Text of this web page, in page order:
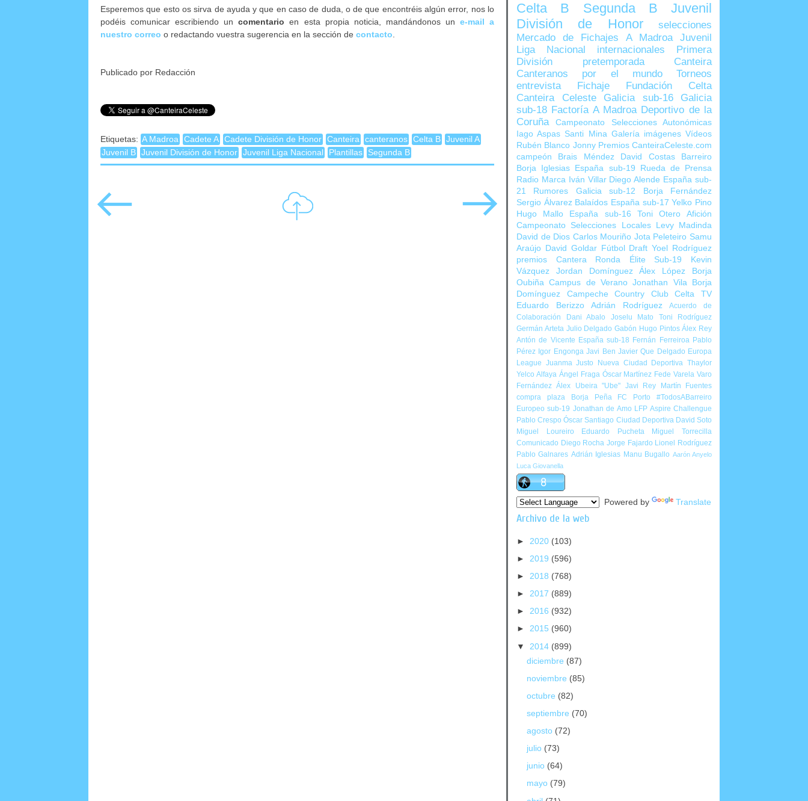
Esperemos que esto os sirva de ayuda y que en caso de duda, o de que encontréis algún error, nos lo
podéis comunicar escribiendo uncomentarioen esta propia noticia, mandándonos un e-mail a
nuestro correo o redactando vuestra sugerencia en la sección de contacto
Publicado por Redacción
Etiquetas: A Madroa Cadete A Cadete División de Honor Canteira canteranos Celta B Juvenil A
Juvenil B Juvenil División de Honor Juvenil Liga Nacional Plantillas Segunda B
Celta B Segunda B
Juvenil
División de Honor
selecciones
Mercado de Fichajes
A Madroa
Juvenil
Liga Nacional
internacionales
Primera
División
pretemporada
Canteira
Canteranos por el mundo
Torneos
entrevista
Fichaje
Fundación Celta
Canteira Celeste
Galicia sub-16
Galicia
sub-18 Factoría A Madroa Deportivo de la
Coruña
Campeonato Selecciones Autonómicas
Iago Aspas Santi Mina Galería imágenes Vídeos
Rubén Blanco Jonny Premios CanteiraCeleste.com
campeón
Brais Méndez David Costas
Barreiro
Borja Iglesias
España sub-19
Rueda de Prensa
Radio Marca
Iván Villar Diego Alende España sub-
21
Rumores Galicia sub-12
Borja Fernández
Sergio Álvarez Balaídos España sub-17 Yelko Pino
Hugo Mallo
España sub-16 Toni Otero
Afición
Campeonato Selecciones Locales
Levy Madinda
David de Dios Carlos Mouriño Jota Peleteiro Samu
Araújo David Goldar Fútbol Draft Yoel Rodríguez
premios Cantera
Ronda Élite Sub-19
Kevin
Vázquez
Jordan Domínguez Álex López
Borja
Oubiña Campus de Verano Jonathan Vila
Borja
Domínguez
Campeche Country Club
Celta TV
Eduardo Berizzo
Adrián Rodríguez
Acuerdo de
Colaboración
Dani Abalo Joselu Mato
Toni Rodríguez
Germán Arteta Julio Delgado Gabón Hugo Pintos Álex Rey
Antón de Vicente España sub-18 Fernán Ferreiroa Pablo
Pérez Igor Engonga Javi Ben Javier Que Delgado Europa
League Juanma Justo Nueva Ciudad Deportiva Thaylor
Yelco Alfaya Ángel Fraga Óscar Martínez Fede Varela Varo
Fernández Álex Ubeira "Ube" Javi Rey
Martín Fuentes
compra plaza
Borja Peña FC Porto
#TodosABarreiro
Europeo sub-19 Jonathan de Amo LFP Aspire Challengue
Pablo Crespo Óscar Santiago Ciudad Deportiva David Soto
Miguel Loureiro
Eduardo Pucheta
Miguel Torrecilla
Comunicado Diego Rocha Jorge Fajardo Lionel Rodríguez
Pablo Galnares Adrián Iglesias Manu Bugallo Aarón Anyelo
Luca Giovanella
Powered by Translate
Archivo de la web
► 2020 (103)
► 2019 (596)
► 2018 (768)
► 2017 (889)
► 2016 (932)
► 2015 (960)
▼ 2014 (899)
diciembre (87)
noviembre (85)
octubre (82)
septiembre (70)
agosto (72)
julio (73)
junio (64)
mayo (79)